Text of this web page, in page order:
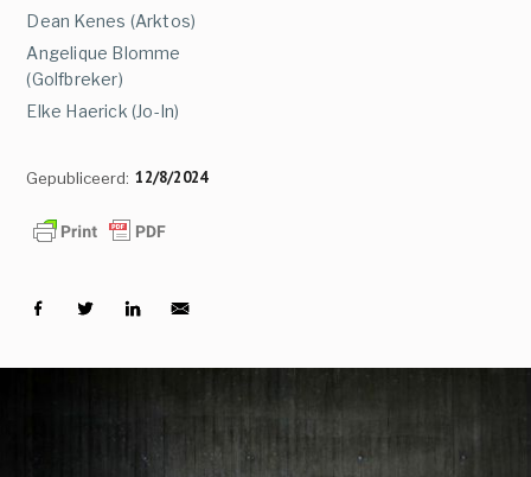
Dean Kenes (Arktos)
Angelique Blomme
(Golfbreker)
Elke Haerick (Jo-In)
Gepubliceerd: 12/8/2024